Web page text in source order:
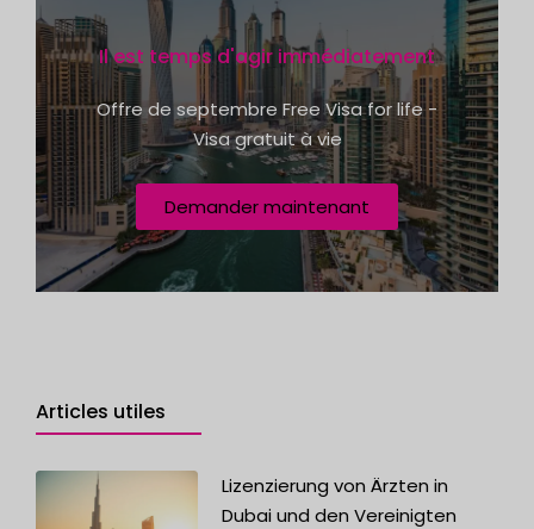
e
s
+
1
c
h
t
e
v
i
r
t
u
e
l
e
Il est temps d'agir immédiatement
Offre de septembre Free Visa for life -
Visa gratuit à vie
Demander maintenant
Articles utiles
Lizenzierung von Ärzten in
Dubai und den Vereinigten